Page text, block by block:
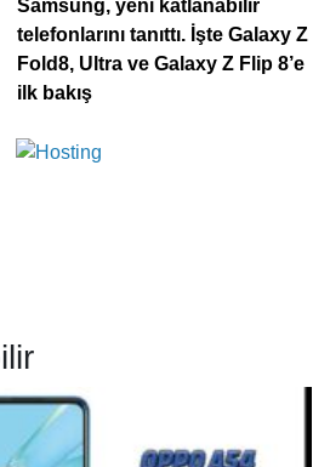
Samsung, yeni katlanabilir
telefonlarını tanıttı. İşte Galaxy Z
Fold8, Ultra ve Galaxy Z Flip 8’e
ilk bakış